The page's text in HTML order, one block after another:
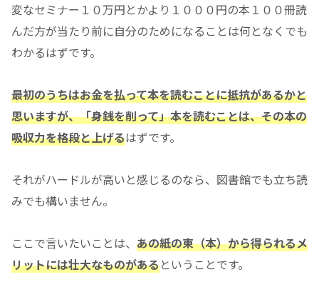
変なセミナー１０万円とかより１０００円の本１００冊読
んだ方が当たり前に自分のためになることは何となくでも
わかるはずです。
最初のうちはお金を払って本を読むことに抵抗があるかと
思いますが、「身銭を削って」本を読むことは、その本の
吸収力を格段と上げるはずです。
それがハードルが高いと感じるのなら、図書館でも立ち読
みでも構いません。
ここで言いたいことは、 あの紙の束（本）から得られるメ
リットには壮大なものがあるということです。